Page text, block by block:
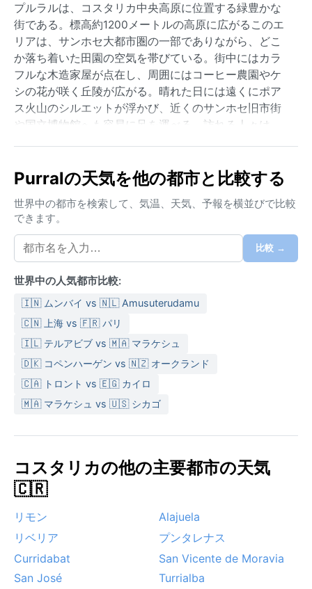
プルラルは、コスタリカ中央高原に位置する緑豊かな
街である。標高約1200メートルの高原に広がるこのエ
リアは、サンホセ大都市圏の一部でありながら、どこ
か落ち着いた田園の空気を帯びている。街中にはカラ
フルな木造家屋が点在し、周囲にはコーヒー農園やケ
シの花が咲く丘陵が広がる。晴れた日には遠くにポア
ス火山のシルエットが浮かび、近くのサンホセ旧市街
や国立博物館へも容易に足を運べる。訪れる人々は、
ケッペンの気候区分では熱帯モンスーン気候（Am）に
属する。年間を通じて高温多湿だが、標高が高いため
沿岸部よりは過ごしやすい。乾季（12月～4月）は晴天
が続き、日中の気温は25～28度、湿度もやや下がる。
雨季（5月～11月）になると、午後には激しいスコール
が頻発し、月間降水量は300ミリを超えることも珍し
くない。湿度は常に高いため、速乾性のある軽装と
傘、そして薄手のジャケットは雨季の必需品。標高差
による朝晩の冷え込みにも注意が必要だ。
旅行に最も適した時期は、晴天と低湿度が期待できる
12月から4月の乾季である。ただし、この時期は観光客
が増えるため宿泊費がやや高くなる。雨季の特徴的な
現象として、数日間降り続く「テンポラール」と呼ば
れる長雨がある。一方、コスタリカはハリケーンの常
も朝は晴れることが多く、緑が一層鮮やかに映る風景
は格別だ。どの季節も、突然の雨を楽しむ心構えがあ
れば、この街の豊かな自然を満喫できる。
Purralの天気を他の都市と比較する
世界中の都市を検索して、気温、天気、予報を横並びで比較
できます。
比較 →
世界中の人気都市比較:
🇮🇳 ムンバイ vs 🇳🇱 Amusuterudamu
🇨🇳 上海 vs 🇫🇷 パリ
🇮🇱 テルアビブ vs 🇲🇦 マラケシュ
🇩🇰 コペンハーゲン vs 🇳🇿 オークランド
🇨🇦 トロント vs 🇪🇬 カイロ
🇲🇦 マラケシュ vs 🇺🇸 シカゴ
コスタリカの他の主要都市の天気
🇨🇷
リモン
Alajuela
リベリア
プンタレナス
Curridabat
San Vicente de Moravia
San José
Turrialba